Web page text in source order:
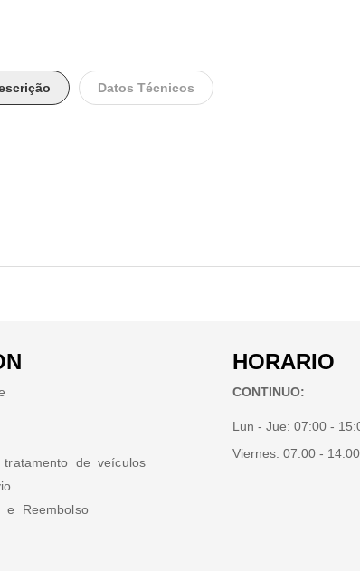
Datos Técnicos
de veículos
e Reembolso
HORARIO
CONTINUO:
Lun - Jue:07:00 -
Viernes:07:00 - 14:00